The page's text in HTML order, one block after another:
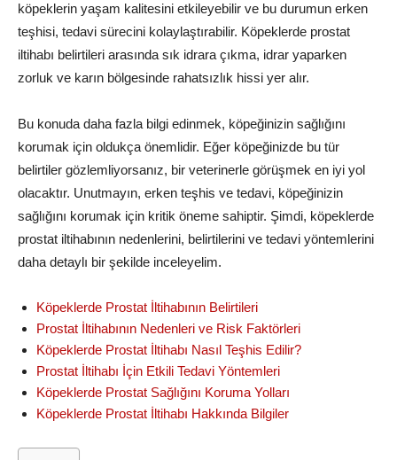
köpeklerin yaşam kalitesini etkileyebilir ve bu durumun erken
teşhisi, tedavi sürecini kolaylaştırabilir. Köpeklerde prostat
iltihabı belirtileri arasında sık idrara çıkma, idrar yaparken
zorluk ve karın bölgesinde rahatsızlık hissi yer alır.
Bu konuda daha fazla bilgi edinmek, köpeğinizin sağlığını
korumak için oldukça önemlidir. Eğer köpeğinizde bu tür
belirtiler gözlemliyorsanız, bir veterinerle görüşmek en iyi yol
olacaktır. Unutmayın, erken teşhis ve tedavi, köpeğinizin
sağlığını korumak için kritik öneme sahiptir. Şimdi, köpeklerde
prostat iltihabının nedenlerini, belirtilerini ve tedavi yöntemlerini
daha detaylı bir şekilde inceleyelim.
Köpeklerde Prostat İltihabının Belirtileri
Prostat İltihabının Nedenleri ve Risk Faktörleri
Köpeklerde Prostat İltihabı Nasıl Teşhis Edilir?
Prostat İltihabı İçin Etkili Tedavi Yöntemleri
Köpeklerde Prostat Sağlığını Koruma Yolları
Köpeklerde Prostat İltihabı Hakkında Bilgiler